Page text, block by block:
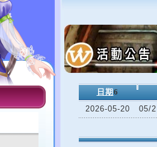
日期 6
2026-05-20
05/